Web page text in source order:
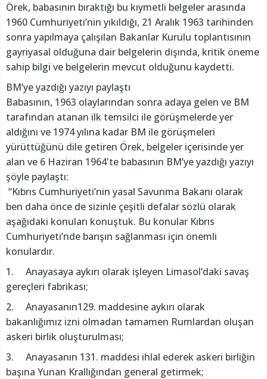
Örek, babasının bıraktığı bu kıymetli belgeler arasında
1960 Cumhuriyeti’nin yıkıldığı, 21 Aralık 1963 tarihinden
sonra yapılmaya çalışılan Bakanlar Kurulu toplantısının
gayriyasal olduğuna dair belgelerin dışında, kritik öneme
sahip bilgi ve belgelerin mevcut olduğunu kaydetti.
BM’ye yazdığı yazıyı paylaştı
Babasının, 1963 olaylarından sonra adaya gelen ve BM
tarafından atanan ilk temsilci ile görüşmelerde yer
aldığını ve 1974 yılına kadar BM ile görüşmeleri
yürüttüğünü dile getiren Örek, belgeler içerisinde yer
alan ve 6 Haziran 1964'te babasının BM’ye yazdığı yazıyı
şöyle paylaştı:
“Kıbrıs Cumhuriyeti’nin yasal Savunma Bakanı olarak
ben daha önce de sizinle çeşitli defalar sözlü olarak
aşağıdaki konuları konuştuk. Bu konular Kıbrıs
Cumhuriyeti’nde barışın sağlanması için önemli
konulardır.
1. Anayasaya aykırı olarak işleyen Limasol’daki savaş
gereçleri fabrikası;
2. Anayasanın129. maddesine aykırı olarak
bakanlığımız izni olmadan tamamen Rumlardan oluşan
askeri birlik oluşturulması;
3. Anayasanın 131. maddesi ihlal ederek askeri birliğin
başına Yunan Krallığından general getirmek;